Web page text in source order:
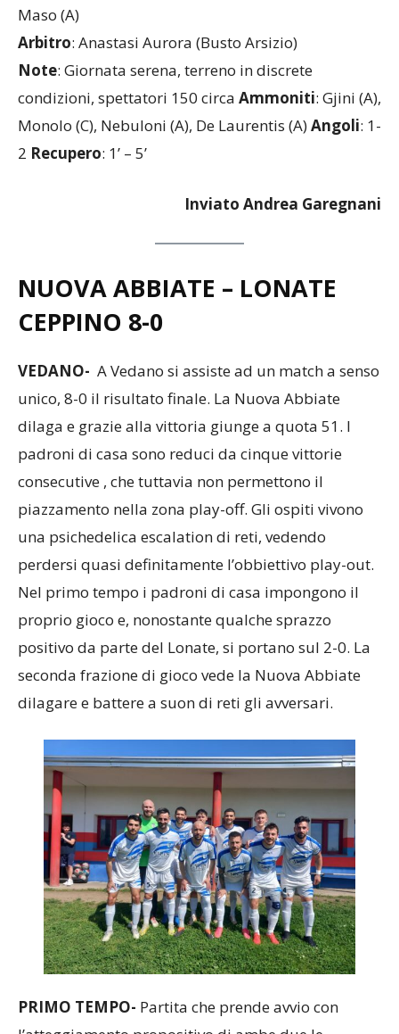
Maso (A)
Arbitro: Anastasi Aurora (Busto Arsizio)
Note: Giornata serena, terreno in discrete
condizioni, spettatori 150 circa Ammoniti: Gjini (A),
Monolo (C), Nebuloni (A), De Laurentis (A)Angoli: 1-
2 Recupero: 1’ – 5’
Inviato Andrea Garegnani
NUOVA ABBIATE – LONATE
CEPPINO 8-0
VEDANO- A Vedano si assiste ad un match a senso
unico, 8-0 il risultato finale. La Nuova Abbiate
dilaga e grazie alla vittoria giunge a quota 51. I
padroni di casa sono reduci da cinque vittorie
consecutive , che tuttavia non permettono il
piazzamento nella zona play-off. Gli ospiti vivono
una psichedelica escalation di reti, vedendo
perdersi quasi definitamente l’obbiettivo play-out.
Nel primo tempo i padroni di casa impongono il
proprio gioco e, nonostante qualche sprazzo
positivo da parte del Lonate, si portano sul 2-0. La
seconda frazione di gioco vede la Nuova Abbiate
dilagare e battere a suon di reti gli avversari.
PRIMO TEMPO- Partita che prende avvio con